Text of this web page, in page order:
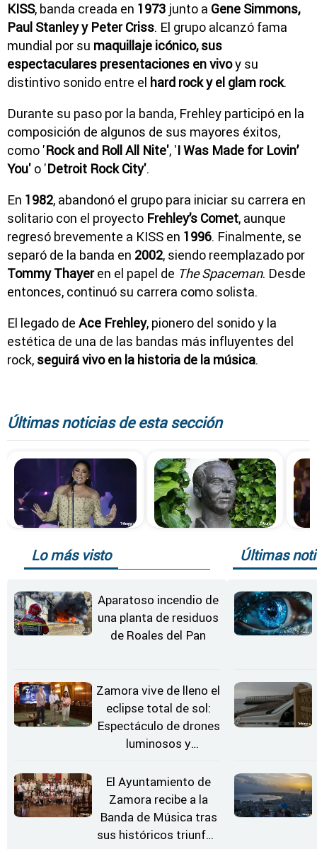
KISS, banda creada en 1973 junto a Gene Simmons,
Paul Stanley y Peter Criss. El grupo alcanzó fama
mundial por su maquillaje icónico, sus
espectaculares presentaciones en vivoy su
distintivo sonido entre el hard rock y el glam rock.
Durante su paso por la banda, Frehley participó en la
composición de algunos de sus mayores éxitos,
como 'Rock and Roll All Nite', 'I Was Made for Lovin’
You' o 'Detroit Rock City'.
En 1982, abandonó el grupo para iniciar su carrera en
solitario con el proyecto Frehley’s Comet, aunque
regresó brevemente a KISS en 1996. Finalmente, se
separó de la banda en 2002, siendo reemplazado por
Tommy Thayeren el papel de The Spaceman. Desde
entonces, continuó su carrera como solista.
El legado de Ace Frehley, pionero del sonido y la
estética de una de las bandas más influyentes del
rock, seguirá vivo en la historia de la música.
Últimas noticias de esta sección
Lo más visto
Aparatoso incendio de
una planta de residuos
de Roales del Pan
Zamora vive de lleno el
eclipse total de sol:
Espectáculo de drones
luminosos y
Estrellas
El Ayuntamiento de
Zamora recibe a la
Banda de Música tras
sus históricos triunfos
Últimas